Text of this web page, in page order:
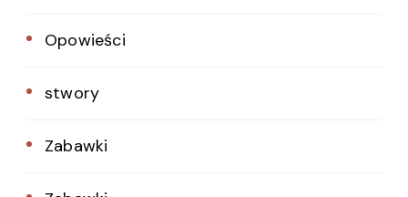
Opowieści
stwory
Zabawki